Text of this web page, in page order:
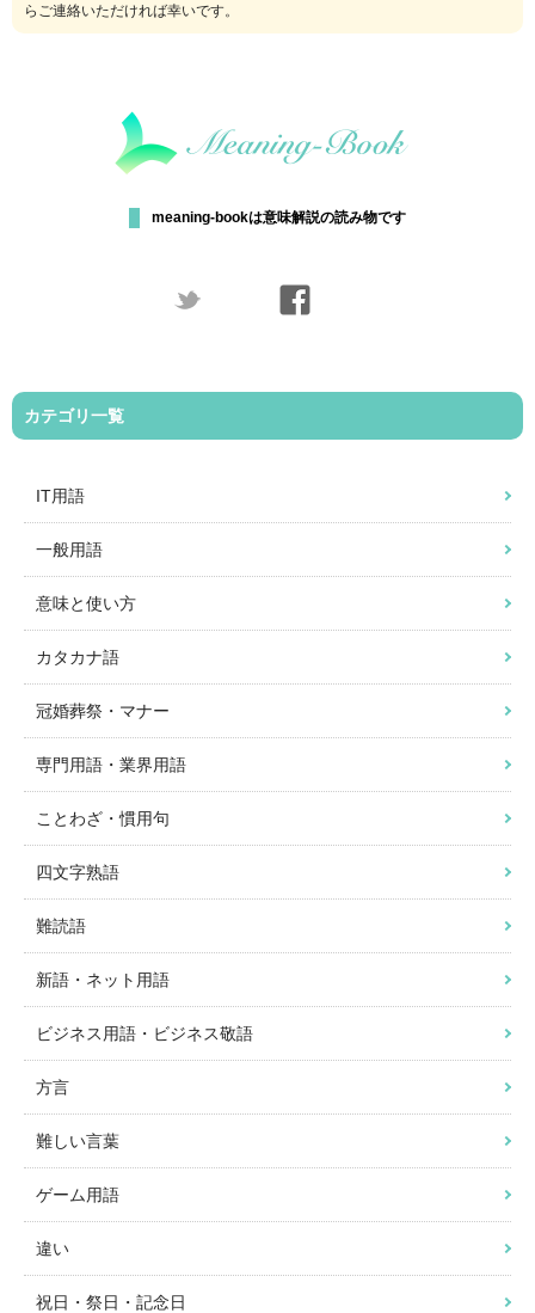
らご連絡いただければ幸いです。
meaning-bookは意味解説の読み物です
カテゴリ一覧
IT用語
一般用語
意味と使い方
カタカナ語
冠婚葬祭・マナー
専門用語・業界用語
ことわざ・慣用句
四文字熟語
難読語
新語・ネット用語
ビジネス用語・ビジネス敬語
方言
難しい言葉
ゲーム用語
違い
祝日・祭日・記念日